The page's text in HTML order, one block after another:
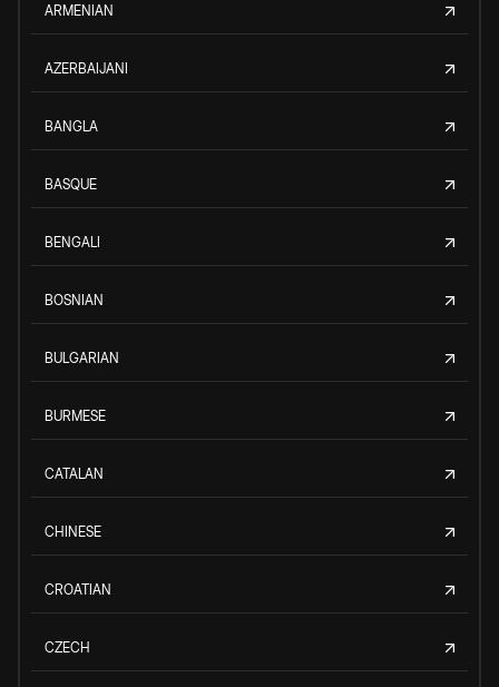
ARMENIAN
AZERBAIJANI
BANGLA
BASQUE
BENGALI
BOSNIAN
BULGARIAN
BURMESE
CATALAN
CHINESE
CROATIAN
CZECH